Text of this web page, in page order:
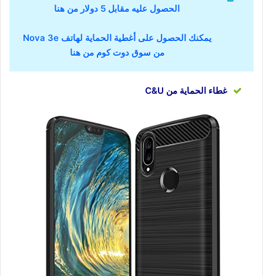
الحصول عليه مقابل 5 دولار من هنا
يمكنك الحصول على أغطية الحماية لهاتف Nova 3e
من سوق دوت كوم من هنا
غطاء الحماية من C&U